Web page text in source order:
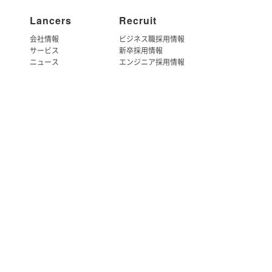
Lancers
会社情報
サービス
ニュース
Recruit
ビジネス職採用情報
新卒採用情報
エンジニア採用情報